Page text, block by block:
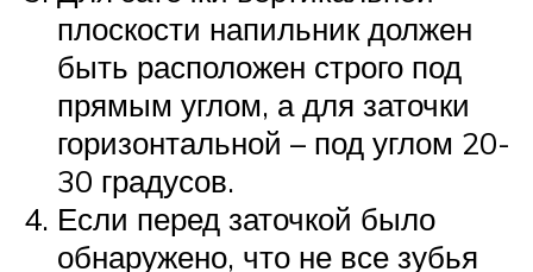
плоскости напильник должен
быть расположен строго под
прямым углом, а для заточки
горизонтальной – под углом 20-
30 градусов.
Если перед заточкой было
обнаружено, что не все зубья